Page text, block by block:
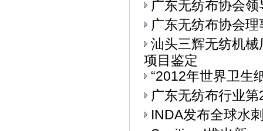
广东无纺布协会
广东无纺布协会
汕头三辉无纺机
项目鉴定
“2012年世界卫生
广东无纺布行业
INDA发布全球水